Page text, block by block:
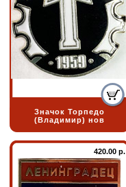
Значок Торпедо
(Владимир) нов
420.00 р.